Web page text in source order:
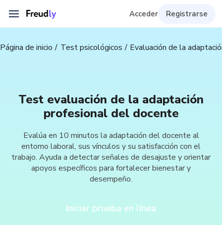
Acceder Registrarse
Página de inicio Test psicológicos Evaluación de la
Test evaluación de la adaptación
profesional del docente
Evalúa en 10 minutos la adaptación del docente al
entorno laboral, sus vínculos y su satisfacción con el
trabajo. Ayuda a detectar señales de desajuste y orientar
apoyos específicos para fortalecer bienestar y
desempeño.
Iniciar prueba en línea